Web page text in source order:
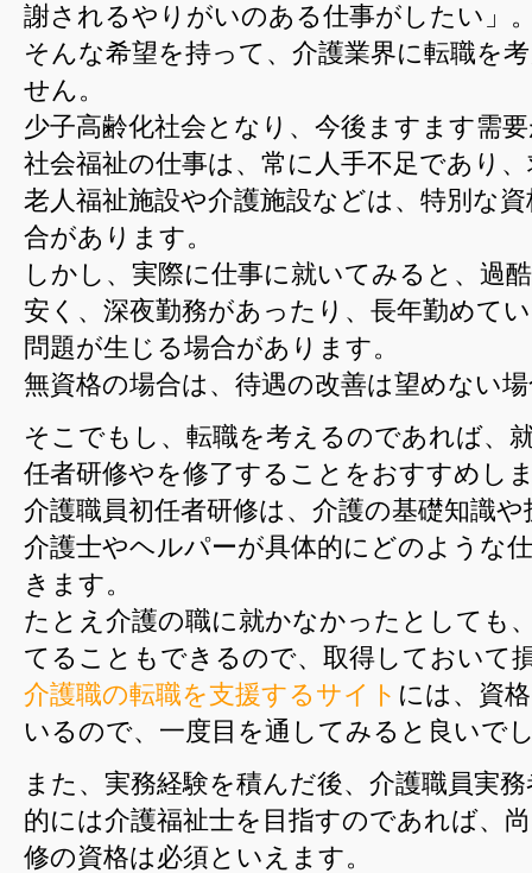
謝されるやりがいのある仕事がしたい」
そんな希望を持って、介護業界に転職を
せん。
少子高齢化社会となり、今後ますます需
社会福祉の仕事は、常に人手不足であり
老人福祉施設や介護施設などは、特別な
合があります。
しかし、実際に仕事に就いてみると、過
安く、深夜勤務があったり、長年勤めて
問題が生じる場合があります。
無資格の場合は、待遇の改善は望めない
そこでもし、転職を考えるのであれば、
任者研修やを修了することをおすすめし
介護職員初任者研修は、介護の基礎知識
介護士やヘルパーが具体的にどのような
きます。
たとえ介護の職に就かなかったとしても
てることもできるので、取得しておいて
介護職の転職を支援するサイト には、資
いるので、一度目を通してみると良いで
また、実務経験を積んだ後、介護職員実
的には介護福祉士を目指すのであれば、
修の資格は必須といえます。